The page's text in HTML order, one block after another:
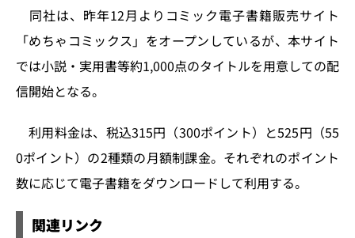
k
同社は、昨年12月よりコミック電子書籍販売サイト
「めちゃコミックス」をオープンしているが、本サイト
では小説・実用書等約1,000点のタイトルを用意しての配
信開始となる。
利用料金は、税込315円（300ポイント）と525円（55
0ポイント）の2種類の月額制課金。それぞれのポイント
数に応じて電子書籍をダウンロードして利用する。
関連リンク